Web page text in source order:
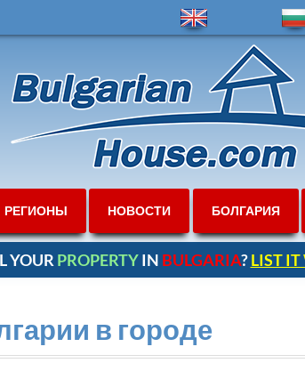
РЕГИОНЫ НОВОСТИ БОЛГАРИЯ
YOUR PROPERTYIN BULGARIA?LIST
в городе